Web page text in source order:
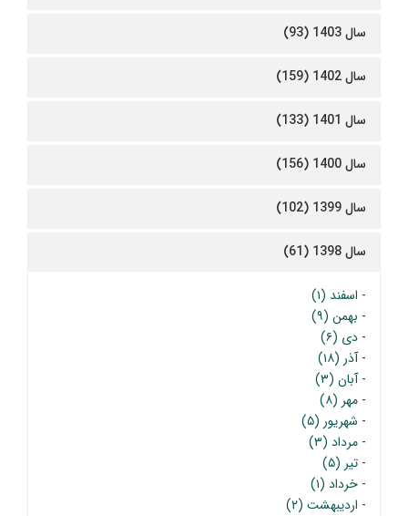
سال 1403 (93)
سال 1402 (159)
سال 1401 (133)
سال 1400 (156)
سال 1399 (102)
سال 1398 (61)
- اسفند (۱)
- بهمن (۹)
- دی (۶)
-آذر (۱۸)
-آبان (۳)
- مهر (۸)
- شهریور (۵)
- مرداد (۳)
- تیر (۵)
- خرداد (۱)
- اردیبهشت (۲)